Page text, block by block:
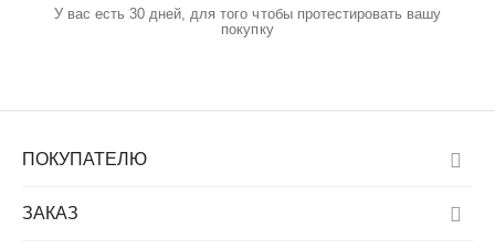
У вас есть 30 дней, для того чтобы протестировать вашу
покупку
ПОКУПАТЕЛЮ
ЗАКАЗ